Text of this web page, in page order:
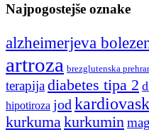
Najpogostejše oznake
alzheimerjeva
artroza brezglutenska
terapijadiabetes tipa 2
hipotiroza jod
kurkumakurkumin